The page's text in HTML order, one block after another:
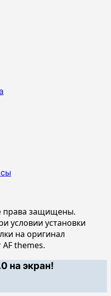
права защищены.
условии установки
на оригинал
AF themes.
на экран!